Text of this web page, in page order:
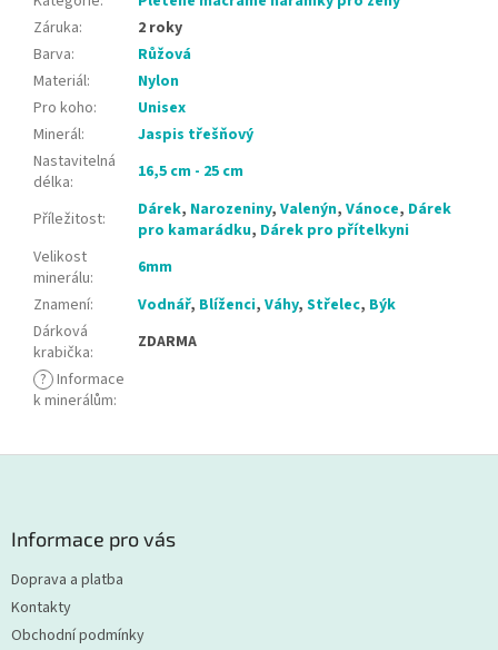
Záruka:
2 roky
Barva:
Růžová
Materiál:
Nylon
Pro koho:
Unisex
Minerál:
Jaspis třešňový
Nastavitelná
délka: 16,5 cm - 25 cm
Příležitost: Dárek, Narozeniny, Valenýn, Vánoce, Dárek
pro kamarádku, Dárek pro přítelkyni
Velikost
minerálu:
6mm
Znamení: Vodnář, Blíženci, Váhy, Střelec, Býk
Dárková
krabička:
ZDARMA
? Informace
k minerálům:
Informace pro vás
Doprava a platba
Kontakty
Obchodní podmínky